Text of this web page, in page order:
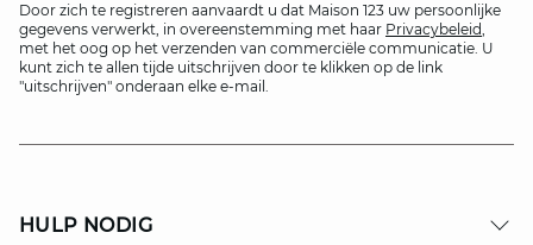
Door zich te registreren aanvaardt u dat Maison 123 uw persoonlijke
gegevens verwerkt, in overeenstemming met haar Privacybeleid,
met het oog op het verzenden van commerciële communicatie. U
kunt zich te allen tijde uitschrijven door te klikken op de link
"uitschrijven" onderaan elke e-mail.
HULP NODIG